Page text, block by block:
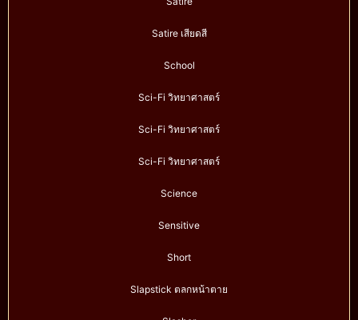
Satire เสียดสี
School
Sci-Fi วิทยาศาสตร์
Sci-Fi วิทยาศาสตร์
Sci-Fi วิทยาศาสตร์
Science
Sensitive
Short
Slapstick ตลกหน้าตาย